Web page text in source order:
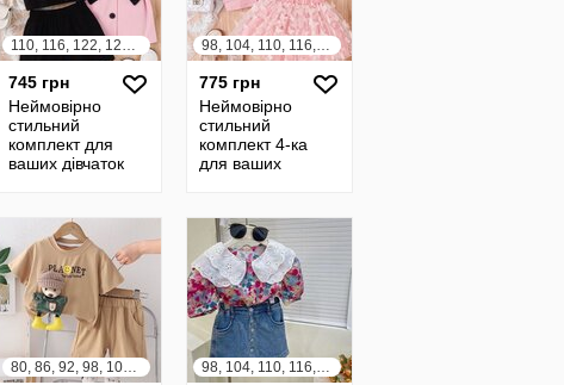
110, 116, 122, 128, 134, 140
745 грн
Неймовірно
стильний
комплект для
ваших дівчаток
98, 104, 110, 116, 122, 128
775 грн
Неймовірно
стильний
комплект 4-ка
для ваших
80, 86, 92, 98, 104, 110, 116, 122 98, 104, 110, 116, 122, 128, 134, 140